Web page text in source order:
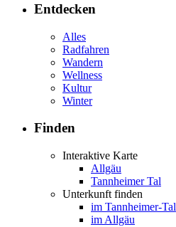
Entdecken
Alles
Radfahren
Wandern
Wellness
Kultur
Winter
Finden
Interaktive Karte
Allgäu
Tannheimer Tal
Unterkunft finden
im Tannheimer-Tal
im Allgäu